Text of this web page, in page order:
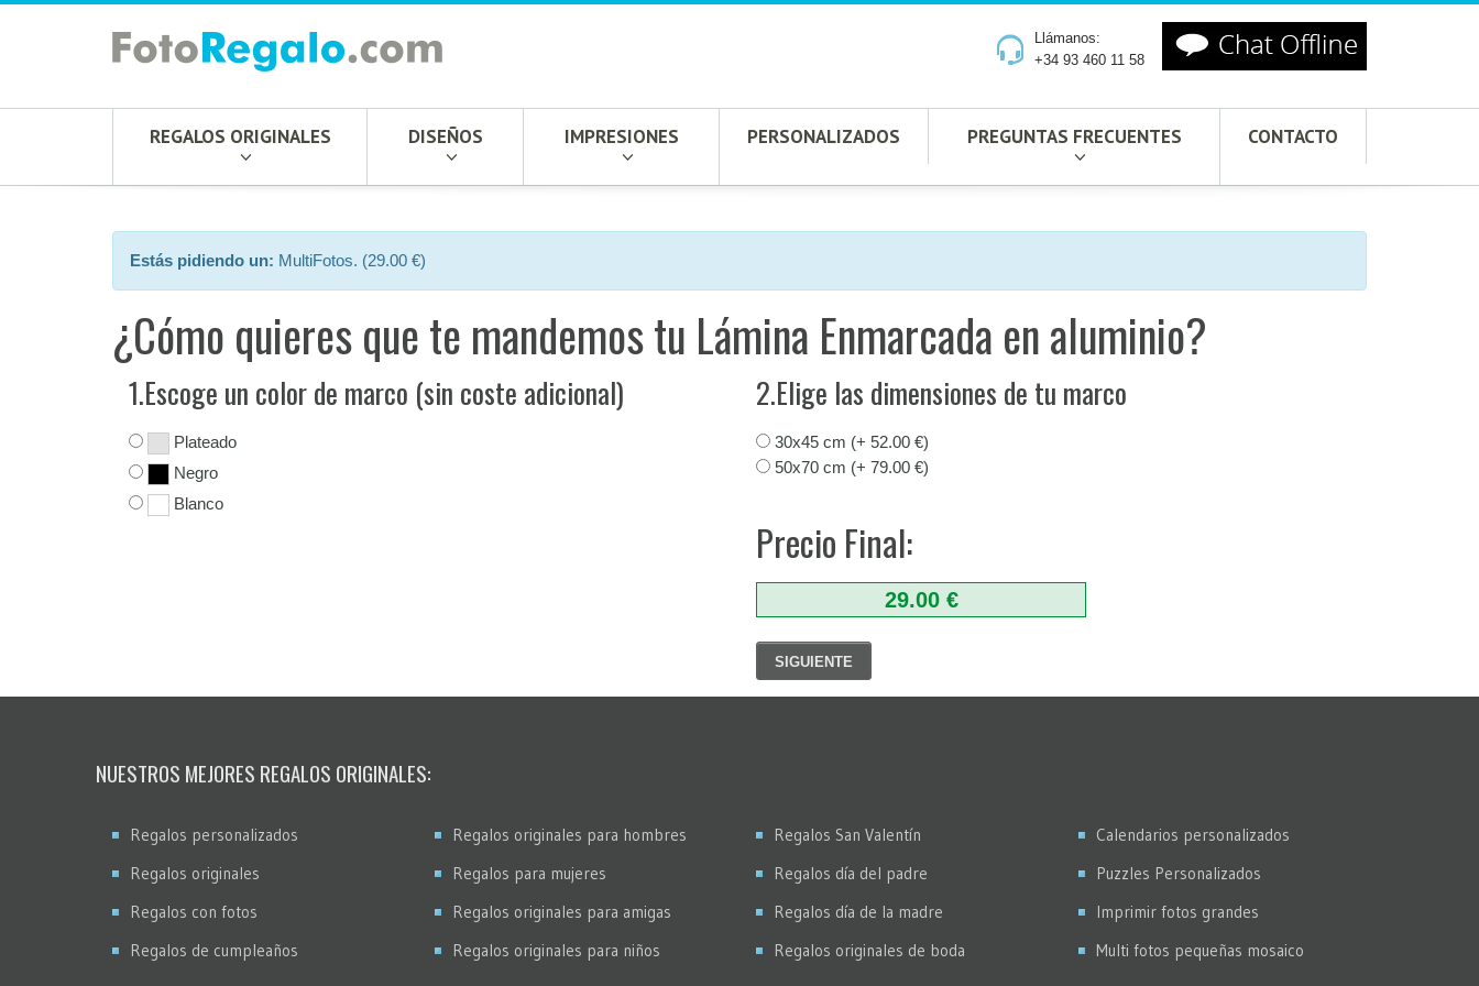
Llámanos:
+34 93 460 11 58
REGALOS ORIGINALES DISEÑOS IMPRESIONES PERSONALIZADOS PREGUNTAS FRECUENTES CONTACTO
Estás pidiendo un: MultiFotos. (29.00 €)
¿Cómo quieres que te mandemos tu Lámina Enmarcada en aluminio?
1.Escoge un color de marco (sin coste adicional)
Plateado
Negro
Blanco
2.Elige las dimensiones de tu marco
30x45 cm (+ 52.00 €)
50x70 cm (+ 79.00 €)
Precio Final:
29.00 €
SIGUIENTE
NUESTROS MEJORES REGALOS ORIGINALES:
Regalos personalizados
Regalos originales
Regalos con fotos
Regalos de cumpleaños
Regalos originales para hombres
Regalos para mujeres
Regalos originales para amigas
Regalos originales para niños
Regalos San Valentín
Regalos día del padre
Regalos día de la madre
Regalos originales de boda
Calendarios personalizados
Puzzles Personalizados
Imprimir fotos grandes
Multi fotos pequeñas mosaico